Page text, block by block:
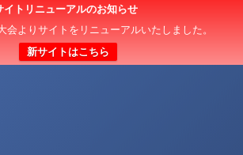
イトリニューアルのお知らせ
会よりサイトをリニューアルいたしました。
新サイトはこちら